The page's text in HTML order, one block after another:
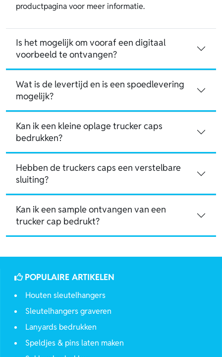
productpagina voor meer informatie.
Is het mogelijk om vooraf een digitaal
voorbeeld te ontvangen?
Wat is de levertijd en is een spoedlevering
mogelijk?
Kan ik een kleine oplage trucker caps
bedrukken?
Hebben de truckers caps een verstelbare
sluiting?
Kan ik een sample ontvangen van een
trucker cap bedrukt?
POPULAIRE ARTIKELEN
Houten sleutelhangers
Sleutelhangers graveren
Lanyards bedrukken
Speldjes & pins laten maken